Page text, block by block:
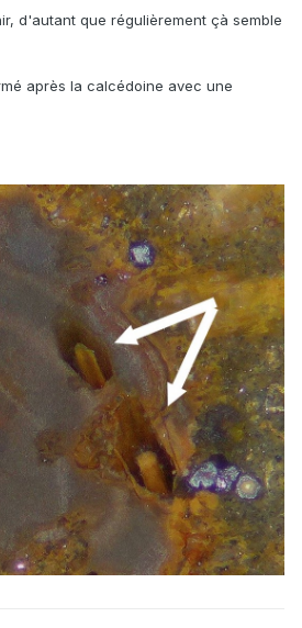
d'autant que régulièrement çà semble
après la calcédoine avec une